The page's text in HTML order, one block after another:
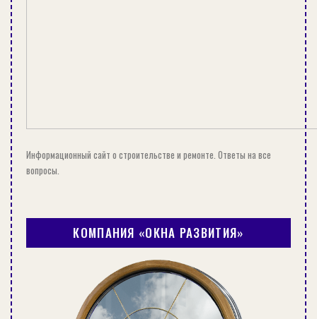
Информационный сайт о строительстве и ремонте. Ответы на все
вопросы.
КОМПАНИЯ «ОКНА РАЗВИТИЯ»